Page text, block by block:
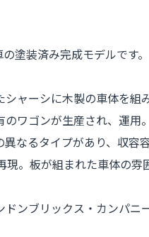
塗装済み完成モデルです。
ャーシに木製の車体を組
ワゴンが生産され、運用。
なるタイプがあり、収容
。板が組まれた車体の
ンブリックス・カンパ